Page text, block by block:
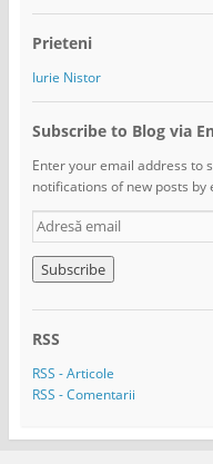
Prieteni
Iurie Nistor
Subscribe to Blog via
Enter your email address to
notifications of new posts by
A
d
r
e
s
e
m
a
RSS
RSS - Articole
RSS - Comentarii